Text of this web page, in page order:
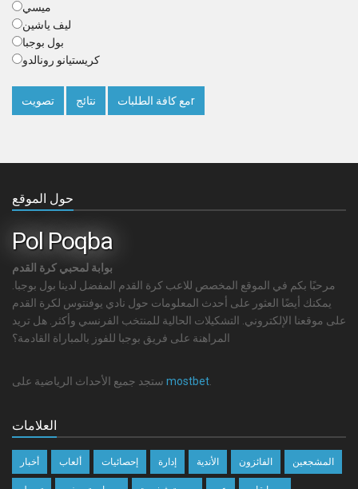
ميسي
ليف ياشين
بول بوجبا
كريستيانو رونالدو
تصويت نتائج مع كافة الطلباتr
حول الموقع
Pol Poqba
بوابة لمحبي كرة القدم
مرحبًا بكم في الموقع المخصص للاعب كرة القدم المفضل لدينا بول بوجبا.
يمكنك أيضًا العثور على أحدث المعلومات حول نادي يوفنتوس لكرة القدم
على موقعنا الإلكتروني. التشكيلات الحالية للمنتخب الفرنسي وأكثر. هل تريد
المراهنة على فريق بوجبا للفوز بالمباراة القادمة؟
mostbet
العلامات
أخبار ألعاب إحصائيات إدارة الأندية الفائزون المشجعين